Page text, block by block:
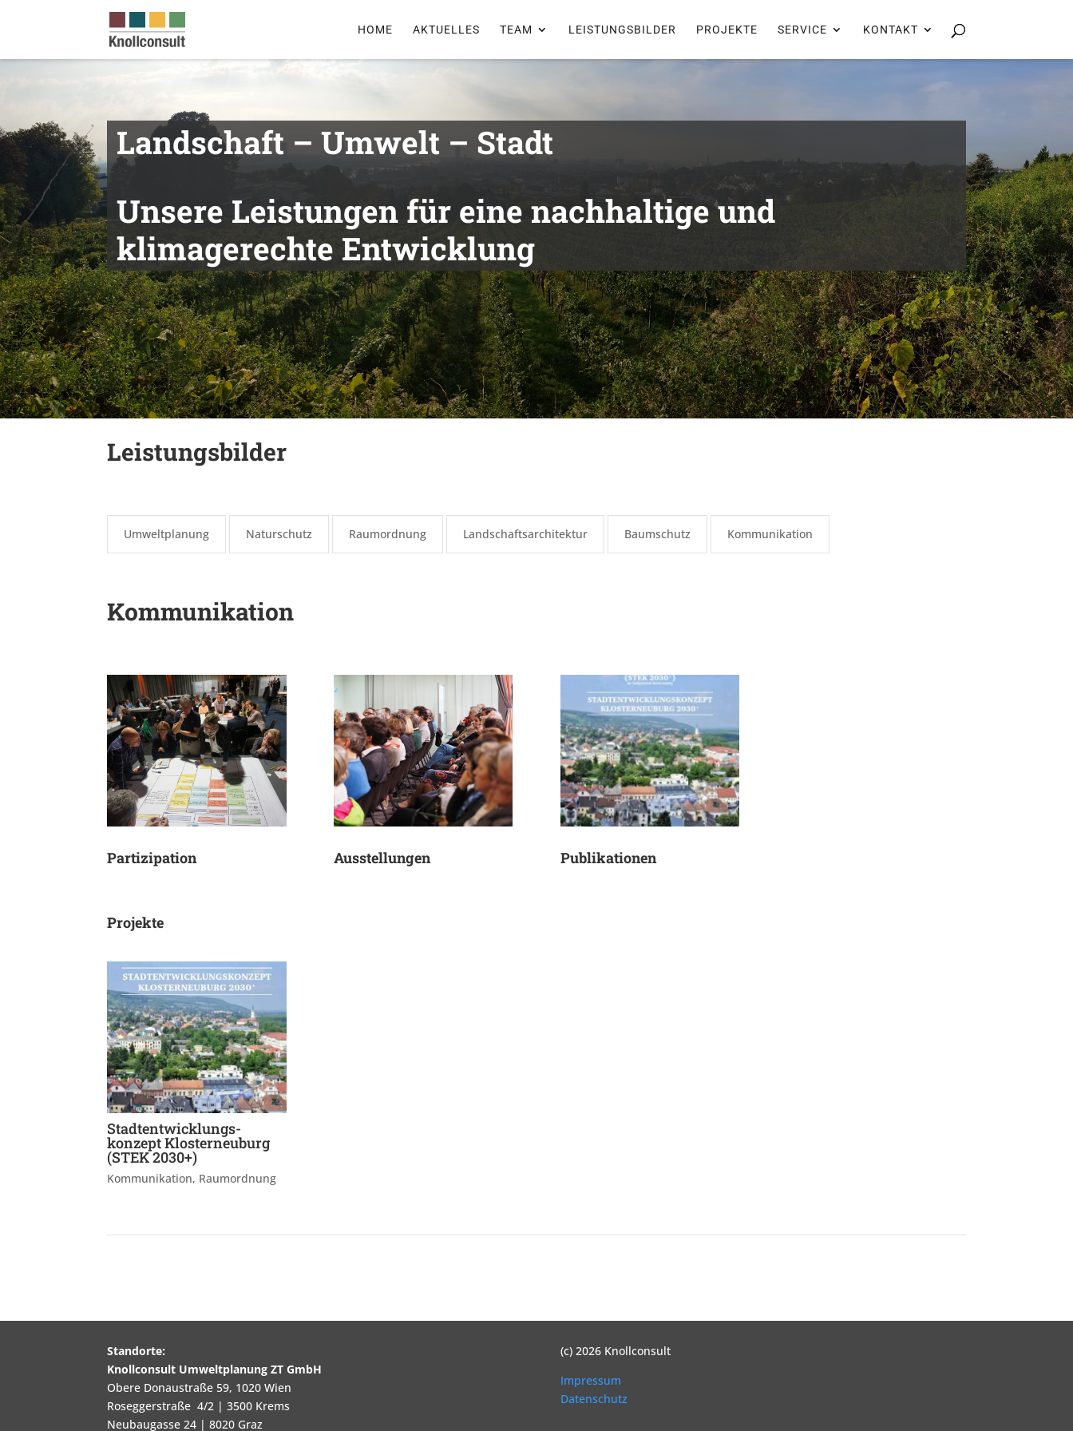
HOME AKTUELLES TEAM LEISTUNGSBILDER PROJEKTE SERVICE KONTAKT
Landschaft – Umwelt – Stadt
Unsere Leistungen für eine nachhaltige und
klimagerechte Entwicklung
Leistungsbilder
Umweltplanung Naturschutz Raumordnung Landschaftsarchitektur Baumschutz Kommunikation
Kommunikation
Partizipation Ausstellungen Publikationen
Projekte
Stadtentwicklungs-
konzept Klosterneuburg
(STEK 2030+)
Kommunikation, Raumordnung
Standorte:
Knollconsult Umweltplanung ZT GmbH
Obere Donaustraße 59, 1020 Wien
Roseggerstraße 4/2 | 3500 Krems
Neubaugasse 24 | 8020 Graz
(c) 2026 Knollconsult
Impressum
Datenschutz